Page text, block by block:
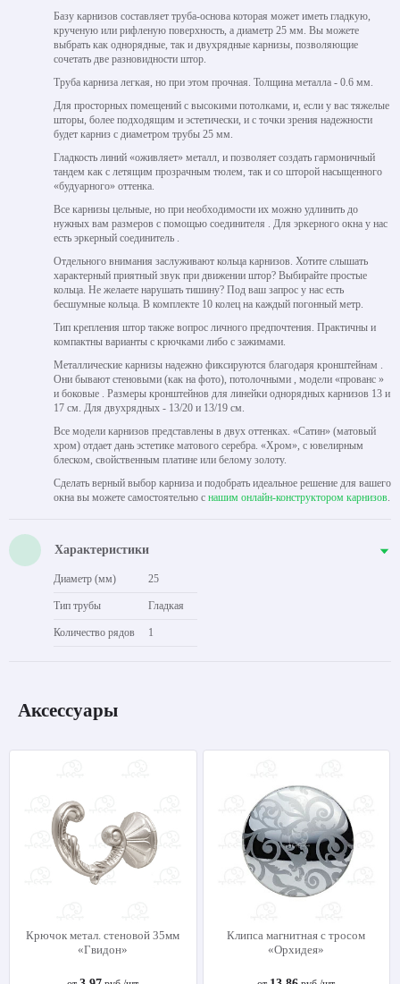
Базу карнизов составляет труба-основа которая может иметь гладкую,
крученую или рифленую поверхность, а диаметр 25 мм. Вы можете
выбрать как однорядные, так и двухрядные карнизы, позволяющие
сочетать две разновидности штор.
Труба карниза легкая, но при этом прочная. Толщина металла - 0.6 мм.
Для просторных помещений с высокими потолками, и, если у вас тяжелые
шторы, более подходящим и эстетически, и с точки зрения надежности
будет карниз с диаметром трубы 25 мм.
Гладкость линий «оживляет» металл, и позволяет создать гармоничный
тандем как с летящим прозрачным тюлем, так и со шторой насыщенного
«будуарного» оттенка.
Все карнизы цельные, но при необходимости их можно удлинить до
нужных вам размеров с помощью соединителя . Для эркерного окна у нас
есть эркерный соединитель .
Отдельного внимания заслуживают кольца карнизов. Хотите слышать
характерный приятный звук при движении штор? Выбирайте простые
кольца. Не желаете нарушать тишину? Под ваш запрос у нас есть
бесшумные кольца. В комплекте 10 колец на каждый погонный метр.
Тип крепления штор также вопрос личного предпочтения. Практичны и
компактны варианты с крючками либо с зажимами.
Металлические карнизы надежно фиксируются благодаря кронштейнам .
Они бывают стеновыми (как на фото), потолочными , модели «прованс »
и боковые . Размеры кронштейнов для линейки однорядных карнизов 13 и
17 см. Для двухрядных - 13/20 и 13/19 см.
Все модели карнизов представлены в двух оттенках. «Сатин» (матовый
хром) отдает дань эстетике матового серебра. «Хром», с ювелирным
блеском, свойственным платине или белому золоту.
Сделать верный выбор карниза и подобрать идеальное решение для вашего
окна вы можете самостоятельно с нашим онлайн-конструктором карнизов.
Характеристики
Диаметр (мм) 25
Тип трубы Гладкая
Количество рядов 1
Аксессуары
Крючок метал. стеновой 35мм
«Гвидон»
Клипса магнитная с тросом
«Орхидея»